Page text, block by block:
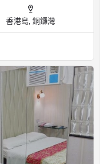
香港島, 銅鑼灣